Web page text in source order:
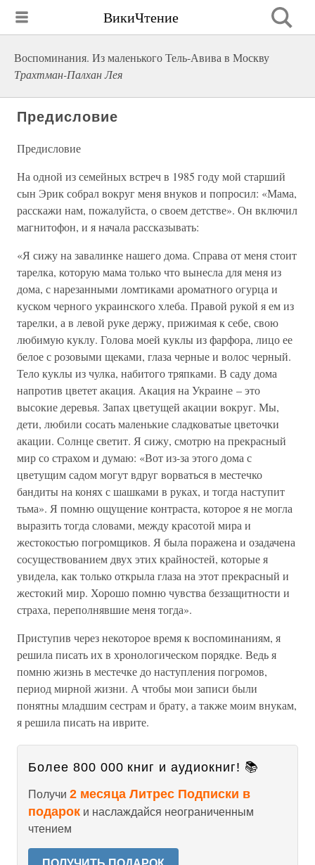
ВикиЧтение
Воспоминания. Из маленького Тель-Авива в Москву
Трахтман-Палхан Лея
Предисловие
Предисловие
На одной из семейных встреч в 1985 году мой старший
сын Эрик собрал вокруг меня внуков и попросил: «Мама,
расскажи нам, пожалуйста, о своем детстве». Он включил
магнитофон, и я начала рассказывать:
«Я сижу на завалинке нашего дома. Справа от меня стоит
тарелка, которую мама только что вынесла для меня из
дома, с нарезанными ломтиками ароматного огурца и
куском черного украинского хлеба. Правой рукой я ем из
тарелки, а в левой руке держу, прижимая к себе, свою
любимую куклу. Голова моей куклы из фарфора, лицо ее
белое с розовыми щеками, глаза черные и волос черный.
Тело куклы из чулка, набитого тряпками. В саду дома
напротив цветет акация. Акация на Украине – это
высокие деревья. Запах цветущей акации вокруг. Мы,
дети, любили сосать маленькие сладковатые цветочки
акации. Солнце светит. Я сижу, смотрю на прекрасный
мир со страхом и думаю: «Вот из-за этого дома с
цветущим садом могут вдруг ворваться в местечко
бандиты на конях с шашками в руках, и тогда наступит
тьма». Я помню ощущение контраста, которое я не могла
выразить тогда словами, между красотой мира и
жестокостью погромщиков. Я была поражена и озадачена
сосуществованием двух этих крайностей, которые я
увидела, как только открыла глаза на этот прекрасный и
жестокий мир. Хорошо помню чувства беззащитности и
страха, переполнявшие меня тогда».
Приступив через некоторое время к воспоминаниям, я
решила писать их в хронологическом порядке. Ведь я
помню жизнь в местечке до наступления погромов,
период мирной жизни. А чтобы мои записи были
понятны младшим сестрам и брату, а также моим внукам,
я решила писать на иврите.
Более 800 000 книг и аудиокниг! 📚
Получи 2 месяца Литрес Подписки в
подарок и наслаждайся неограниченным
чтением